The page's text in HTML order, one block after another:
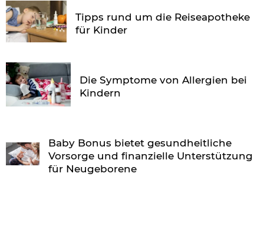
Tipps rund um die Reiseapotheke
für Kinder
Die Symptome von Allergien bei
Kindern
Baby Bonus bietet gesundheitliche
Vorsorge und finanzielle Unterstützung
für Neugeborene